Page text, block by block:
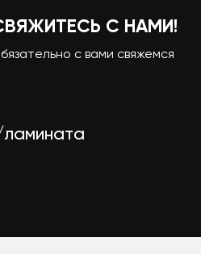
С НАМИ!
с вами свяжемся